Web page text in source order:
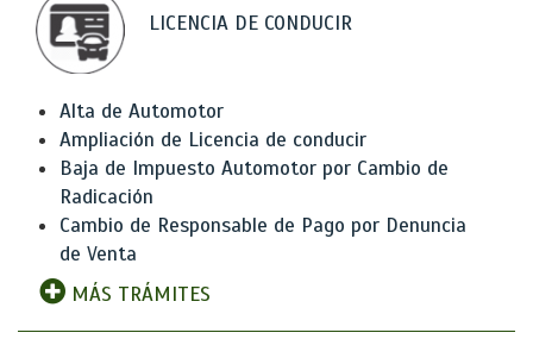
LICENCIA DE CONDUCIR
Alta de Automotor
Ampliación de Licencia de conducir
Baja de Impuesto Automotor por Cambio de
Radicación
Cambio de Responsable de Pago por Denuncia
de Venta
MÁS TRÁMITES